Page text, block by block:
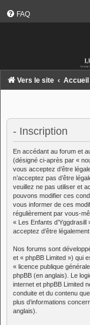
FAQ
Vers le site Accueil
- Inscription
En accédant au forum et
(désigné ci-après par «
vous acceptez d’être
n’acceptez pas d’être
veuillez ne pas utiliser et
pouvons modifier ces
vous informer de ces
régulièrement par vous-
« Les Enfants
acceptez d’être
Nos forums sont
et « phpBB Limited ») qui
« licence publique
phpBB (en anglais). Le
internet et phpBB Limited
conduite et du contenu
plus d’informations
anglais).